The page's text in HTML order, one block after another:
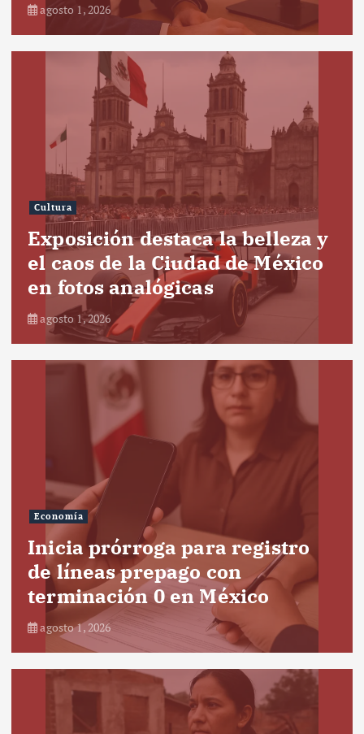
agosto 1, 2026
Cultura
Exposición destaca la belleza y
el caos de la Ciudad de México
en fotos analógicas
agosto 1, 2026
Economía
Inicia prórroga para registro
de líneas prepago con
terminación 0 en México
agosto 1, 2026